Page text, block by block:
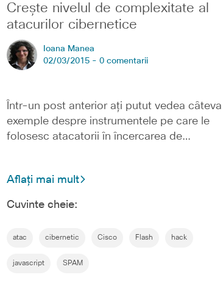
Crește nivelul de complexitate al
atacurilor cibernetice
Ioana Manea
02/03/2015 - 0 comentarii
Într-un post anterior ați putut vedea câteva
exemple despre instrumentele pe care le
folosesc atacatorii în încercarea de…
Aflați mai mult
Cuvinte cheie:
atac cibernetic Cisco Flash hack
javascript SPAM